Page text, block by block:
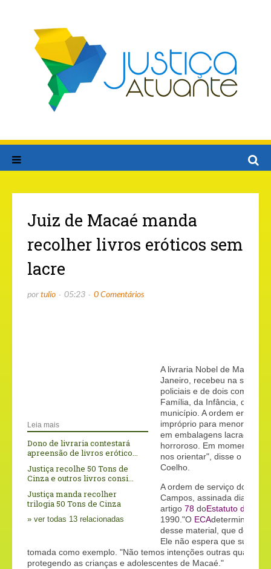
Juiz de Macaé manda
recolher livros eróticos sem
lacre
portulio 05:23 0 Comentários
Leia mais
Dono de livraria contestará
apreensão de livros erótico...
Justiça recolhe 50 Tons de
Cinza e outros livros consi...
Justiça manda recolher
trilogia 50 Tons de Cinza
» ver todas 13 relacionadas
A livraria Nobel de Macaé,
Janeiro, recebeu na
policiais e de dois
Família, da Infância, da
município. A ordem era
impróprio para menores de
em embalagens lacradas.
horroroso. Em momento
nos orientar", disse o
Coelho.
A ordem de serviço do juiz
Campos, assinada dia 11,
artigo 78 doEstatuto da
1990."O ECAdetermina a
desse material, que deve
Ele não espera que sua
tomada como exemplo. "Não temos intenções outras quando
protegendo as crianças e adolescentes de Macaé."